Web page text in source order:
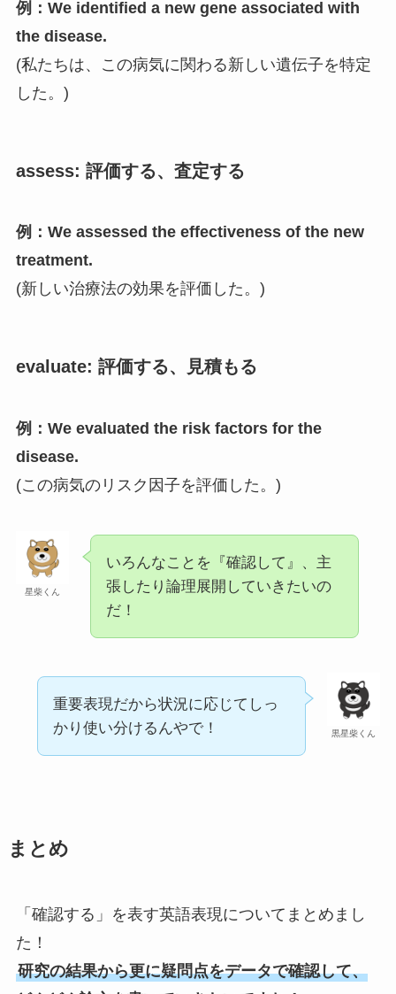
例：We identified a new gene associated with
the disease.
(私たちは、この病気に関わる新しい遺伝子を特定
した。)
assess: 評価する、査定する
例：We assessed the effectiveness of the new
treatment.
(新しい治療法の効果を評価した。)
evaluate: 評価する、見積もる
例：We evaluated the risk factors for the
disease.
(この病気のリスク因子を評価した。)
星柴くん
いろんなことを『確認して』、主
張したり論理展開していきたいの
だ！
黒星柴くん
重要表現だから状況に応じてしっ
かり使い分けるんやで！
まとめ
「確認する」を表す英語表現についてまとめまし
た！
研究の結果から更に疑問点をデータで確認して、